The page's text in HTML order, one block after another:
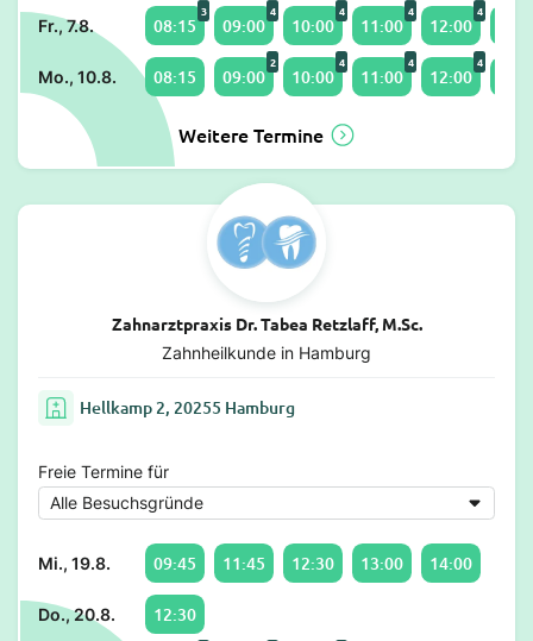
Fr., 7.8. 08:15
3
09:00
4
10:00
4
11:00
4
12:00
4
Mo., 10.8. 08:15 09:00
2
10:00
4
11:00
4
12:00
4
Weitere Termine
Zahnarztpraxis Dr. Tabea Retzlaff, M.Sc.
Zahnheilkunde in Hamburg
Hellkamp 2, 20255 Hamburg
Freie Termine für
Mi., 19.8. 09:45 11:45 12:30 13:00 14:00
Do., 20.8. 12:30